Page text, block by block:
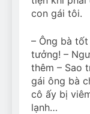
con gái tôi.
– Ông bà
tưởng! –
thêm – Sao
gái ông bà
cô ấy bị
lạnh…